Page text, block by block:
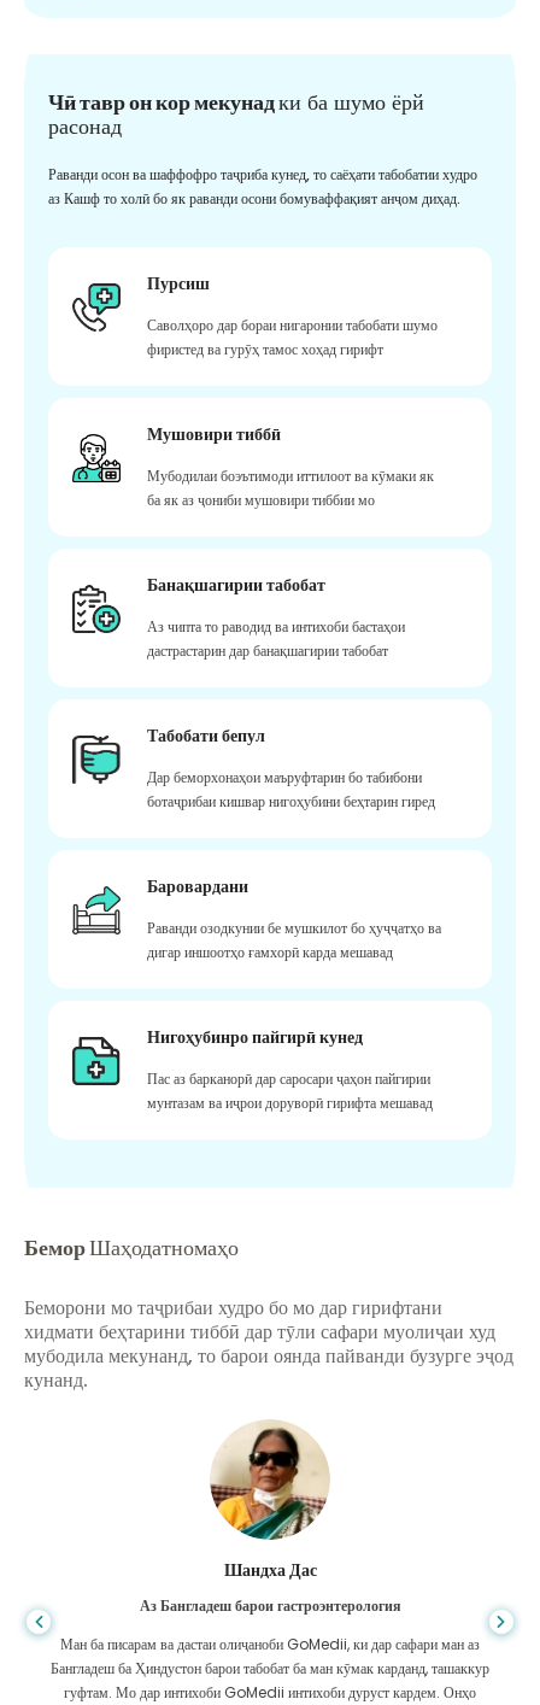
Чӣ тавр он кор мекунадки ба шумо ёрй
расонад
Раванди осон ва шаффофро таҷриба кунед, то саёҳати табобатии худро
аз Кашф то холӣ бо як раванди осони бомуваффақият анҷом диҳад.
Пурсиш
Саволҳоро дар бораи нигаронии табобати шумо
фиристед ва гурӯҳ тамос хоҳад гирифт
Мушовири тиббӣ
Мубодилаи боэътимоди иттилоот ва кӯмаки як
ба як аз ҷониби мушовири тиббии мо
Банақшагирии табобат
Аз чипта то раводид ва интихоби бастаҳои
дастрастарин дар банақшагирии табобат
Табобати бепул
Дар беморхонаҳои маъруфтарин бо табибони
ботаҷрибаи кишвар нигоҳубини беҳтарин гиред
Баровардани
Раванди озодкунии бе мушкилот бо ҳуҷҷатҳо ва
дигар иншоотҳо ғамхорӣ карда мешавад
Нигоҳубинро пайгирӣ кунед
Пас аз барканорӣ дар саросари ҷаҳон пайгирии
мунтазам ва иҷрои доруворӣ гирифта мешавад
БеморШаҳодатномаҳо
Беморони мо таҷрибаи худро бо мо дар гирифтани
хидмати беҳтарини тиббӣ дар тӯли сафари муолиҷаи худ
мубодила мекунанд, то барои оянда пайванди бузурге эҷод
кунанд.
Шандха Дас
Аз Бангладеш барои гастроэнтерология
Ман ба писарам ва дастаи олиҷаноби GoMedii, ки дар сафари ман аз
Бангладеш ба Ҳиндустон барои табобат ба ман кӯмак карданд, ташаккур
гуфтам. Мо дар интихоби GoMedii интихоби дуруст кардем. Онҳо